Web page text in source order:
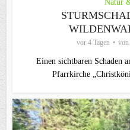
Natur
vor 4 Tagen von
Einen sichtbaren Schaden
Pfarrkirche